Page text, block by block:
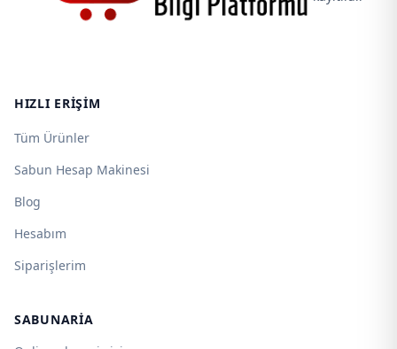
HIZLI ERIŞIM
Tüm Ürünler
Sabun Hesap Makinesi
Blog
Hesabım
Siparişlerim
SABUNARIA